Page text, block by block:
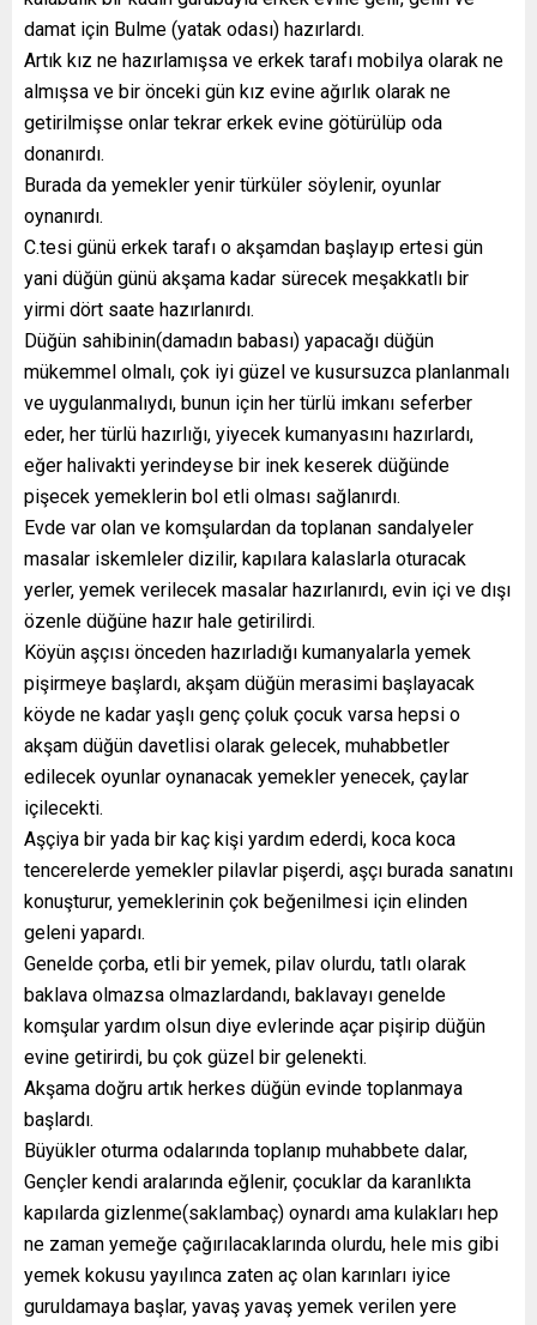
damat için Bulme (yatak odası) hazırlardı.
Artık kız ne hazırlamışsa ve erkek tarafı mobilya olarak ne
almışsa ve bir önceki gün kız evine ağırlık olarak ne
getirilmişse onlar tekrar erkek evine götürülüp oda
donanırdı.
Burada da yemekler yenir türküler söylenir, oyunlar
oynanırdı.
C.tesi günü erkek tarafı o akşamdan başlayıp ertesi gün
yani düğün günü akşama kadar sürecek meşakkatlı bir
yirmi dört saate hazırlanırdı.
Düğün sahibinin(damadın babası) yapacağı düğün
mükemmel olmalı, çok iyi güzel ve kusursuzca planlanmalı
ve uygulanmalıydı, bunun için her türlü imkanı seferber
eder, her türlü hazırlığı, yiyecek kumanyasını hazırlardı,
eğer halivakti yerindeyse bir inek keserek düğünde
pişecek yemeklerin bol etli olması sağlanırdı.
Evde var olan ve komşulardan da toplanan sandalyeler
masalar iskemleler dizilir, kapılara kalaslarla oturacak
yerler, yemek verilecek masalar hazırlanırdı, evin içi ve dışı
özenle düğüne hazır hale getirilirdi.
Köyün aşçısı önceden hazırladığı kumanyalarla yemek
pişirmeye başlardı, akşam düğün merasimi başlayacak
köyde ne kadar yaşlı genç çoluk çocuk varsa hepsi o
akşam düğün davetlisi olarak gelecek, muhabbetler
edilecek oyunlar oynanacak yemekler yenecek, çaylar
içilecekti.
Aşçiya bir yada bir kaç kişi yardım ederdi, koca koca
tencerelerde yemekler pilavlar pişerdi, aşçı burada sanatını
konuşturur, yemeklerinin çok beğenilmesi için elinden
geleni yapardı.
Genelde çorba, etli bir yemek, pilav olurdu, tatlı olarak
baklava olmazsa olmazlardandı, baklavayı genelde
komşular yardım olsun diye evlerinde açar pişirip düğün
evine getirirdi, bu çok güzel bir gelenekti.
Akşama doğru artık herkes düğün evinde toplanmaya
başlardı.
Büyükler oturma odalarında toplanıp muhabbete dalar,
Gençler kendi aralarında eğlenir, çocuklar da karanlıkta
kapılarda gizlenme(saklambaç) oynardı ama kulakları hep
ne zaman yemeğe çağırılacaklarında olurdu, hele mis gibi
yemek kokusu yayılınca zaten aç olan karınları iyice
guruldamaya başlar, yavaş yavaş yemek verilen yere